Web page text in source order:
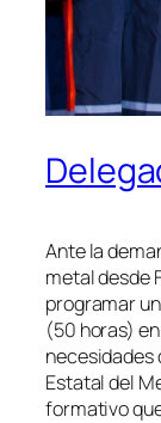
Ante la
metal desde
programar un
(50 horas)
necesidades
Estatal del
formativo